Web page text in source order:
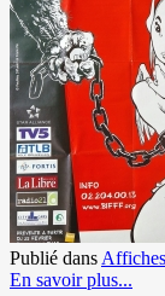
Publié dans Affiches
En savoir plus...